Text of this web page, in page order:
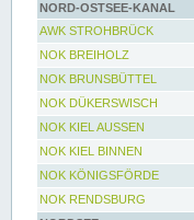
NORD-OSTSEE-KANAL
AWK STROHBRÜCK
NOK BREIHOLZ
NOK BRUNSBÜTTEL
NOK DÜKERSWISCH
NOK KIEL AUSSEN
NOK KIEL BINNEN
NOK KÖNIGSFÖRDE
NOK RENDSBURG